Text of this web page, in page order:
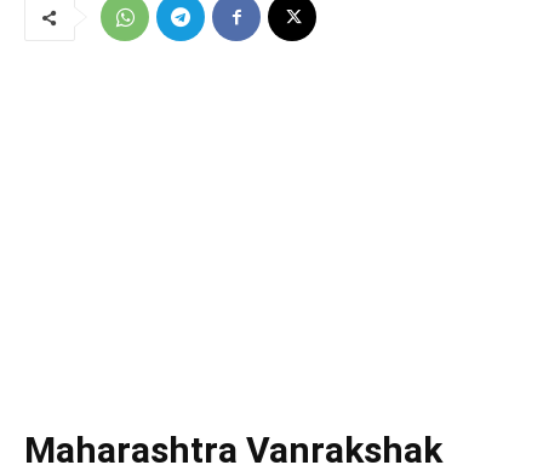
Maharashtra Vanrakshak